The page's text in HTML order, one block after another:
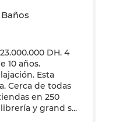
DH. 4
10 años.
Esta
Cerca de todas
en 250
y grand s...